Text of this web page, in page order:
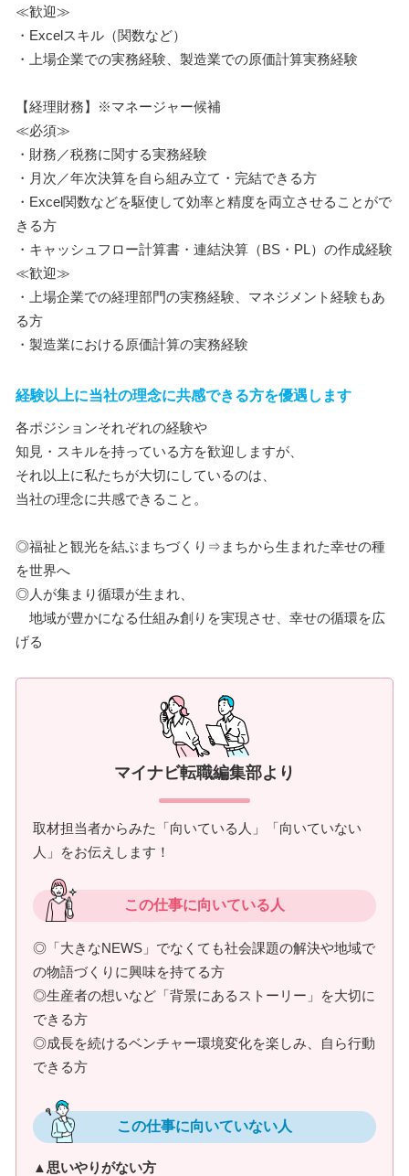
≪歓迎≫
・Excelスキル（関数など）
・上場企業での実務経験、製造業での原価計算実務経験
【経理財務】※マネージャー候補
≪必須≫
・財務／税務に関する実務経験
・月次／年次決算を自ら組み立て・完結できる方
・Excel関数などを駆使して効率と精度を両立させることがで
きる方
・キャッシュフロー計算書・連結決算（BS・PL）の作成経験
≪歓迎≫
・上場企業での経理部門の実務経験、マネジメント経験もあ
る方
・製造業における原価計算の実務経験
経験以上に当社の理念に共感できる方を優遇します
各ポジションそれぞれの経験や
知見・スキルを持っている方を歓迎しますが、
それ以上に私たちが大切にしているのは、
当社の理念に共感できること。
◎福祉と観光を結ぶまちづくり⇒まちから生まれた幸せの種
を世界へ
◎人が集まり循環が生まれ、
地域が豊かになる仕組み創りを実現させ、幸せの循環を広
げる
マイナビ転職編集部より
取材担当者からみた「向いている人」「向いていない
人」をお伝えします！
この仕事に向いている人
◎「大きなNEWS」でなくても社会課題の解決や地域で
の物語づくりに興味を持てる方
◎生産者の想いなど「背景にあるストーリー」を大切に
できる方
◎成長を続けるベンチャー環境変化を楽しみ、自ら行動
できる方
この仕事に向いていない人
▲思いやりがない方